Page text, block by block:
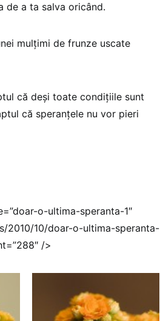
de a ta salva oricând.
mulţimi de frunze uscate
că deşi toate condiţiile sunt
că speranţele nu vor pieri
o-ultima-speranta-1″
2010/10/doar-o-ultima-speranta-
/>